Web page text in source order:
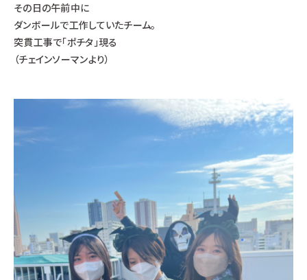
その日の午前中に
ダンボールで工作していたチーム。
突貫工事で「ポチタ」現る
（チェインソーマンより）